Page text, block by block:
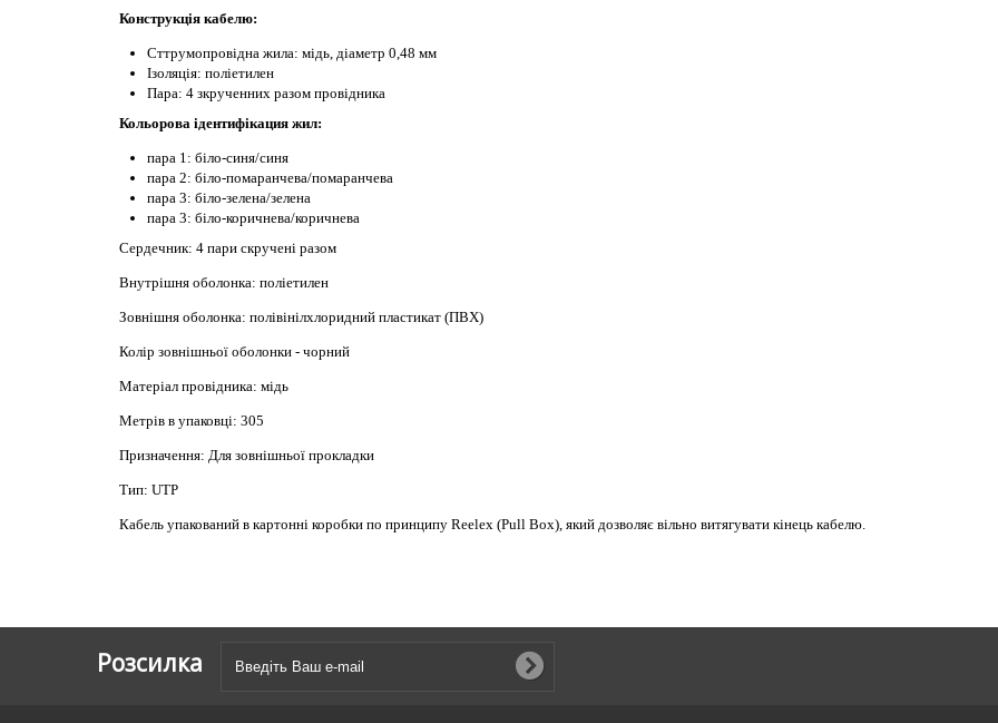
Конструкція кабелю:
Сттрумопровідна жила: мідь, діаметр 0,48 мм
Ізоляція: поліетилен
Пара: 4 зкрученних разом провідника
Кольорова ідентифікация жил:
пара 1: біло-синя/синя
пара 2: біло-помаранчева/помаранчева
пара 3: біло-зелена/зелена
пара 3: біло-коричнева/коричнева
Сердечник: 4 пари скручені разом
Внутрішня оболонка: поліетилен
Зовнішня оболонка: полівінілхлоридний пластикат (ПВХ)
Колір зовнішньої оболонки - чорний
Матеріал провідника: мідь
Метрів в упаковці: 305
Призначення: Для зовнішньої прокладки
Тип: UTP
Кабель упакований в картонні коробки по принципу Reelex (Pull Box), який дозволяє вільно витягувати кінець кабелю.
Розсилка